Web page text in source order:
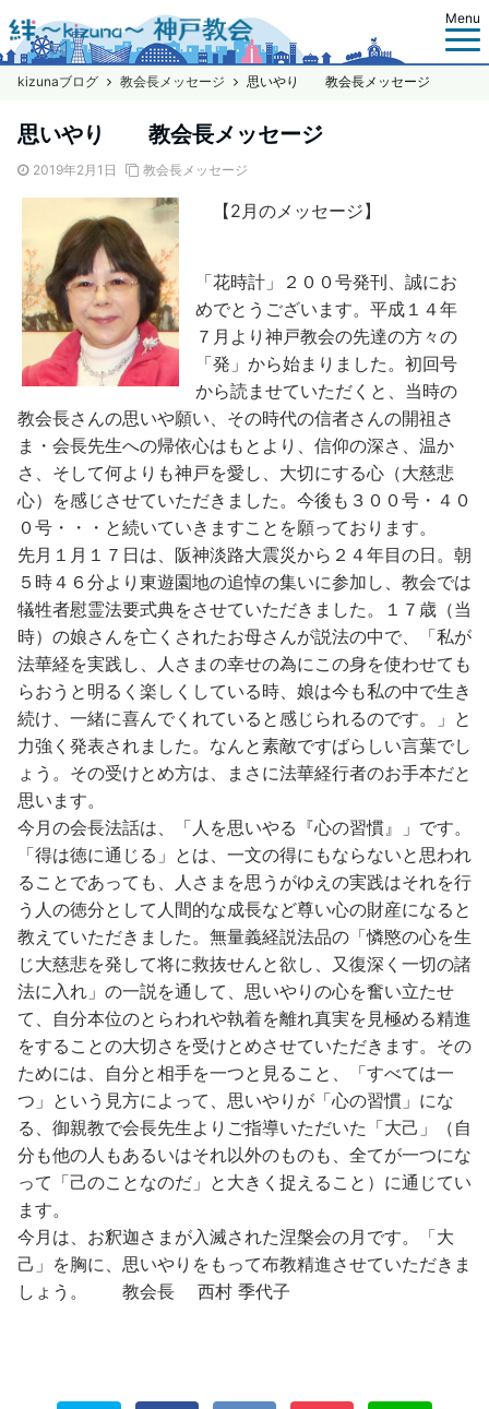
Menu
kizunaブログ 教会長メッセージ 思いやり 教会長メッセージ
思いやり 教会長メッセージ
2019年2月1日 教会長メッセージ
【2月のメッセージ】
「花時計」２００号発刊、誠にお
めでとうございます。平成１４年
７月より神戸教会の先達の方々の
「発」から始まりました。初回号
から読ませていただくと、当時の
教会長さんの思いや願い、その時代の信者さんの開祖さ
ま・会長先生への帰依心はもとより、信仰の深さ、温か
さ、そして何よりも神戸を愛し、大切にする心（大慈悲
心）を感じさせていただきました。今後も３００号・４０
０号・・・と続いていきますことを願っております。
先月１月１７日は、阪神淡路大震災から２４年目の日。朝
５時４６分より東遊園地の追悼の集いに参加し、教会では
犠牲者慰霊法要式典をさせていただきました。１７歳（当
時）の娘さんを亡くされたお母さんが説法の中で、「私が
法華経を実践し、人さまの幸せの為にこの身を使わせても
らおうと明るく楽しくしている時、娘は今も私の中で生き
続け、一緒に喜んでくれていると感じられるのです。」と
力強く発表されました。なんと素敵ですばらしい言葉でし
ょう。その受けとめ方は、まさに法華経行者のお手本だと
思います。
今月の会長法話は、「人を思いやる『心の習慣』」です。
「得は徳に通じる」とは、一文の得にもならないと思われ
ることであっても、人さまを思うがゆえの実践はそれを行
う人の徳分として人間的な成長など尊い心の財産になると
教えていただきました。無量義経説法品の「憐愍の心を生
じ大慈悲を発して将に救抜せんと欲し、又復深く一切の諸
法に入れ」の一説を通して、思いやりの心を奮い立たせ
て、自分本位のとらわれや執着を離れ真実を見極める精進
をすることの大切さを受けとめさせていただきます。その
ためには、自分と相手を一つと見ること、「すべては一
つ」という見方によって、思いやりが「心の習慣」にな
る、御親教で会長先生よりご指導いただいた「大己」（自
分も他の人もあるいはそれ以外のものも、全てが一つにな
って「己のことなのだ」と大きく捉えること）に通じてい
ます。
今月は、お釈迦さまが入滅された涅槃会の月です。「大
己」を胸に、思いやりをもって布教精進させていただきま
しょう。 教会長 西村 季代子